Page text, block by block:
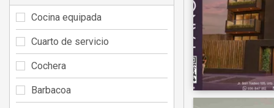
Cocina equipada
Cuarto de servicio
Cochera
Barbacoa